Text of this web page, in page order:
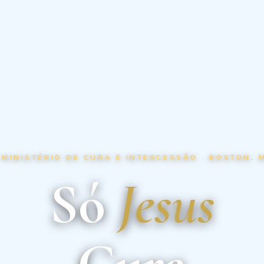
DE CURA E INTERCESSÃO · BOSTON,
SóJesus